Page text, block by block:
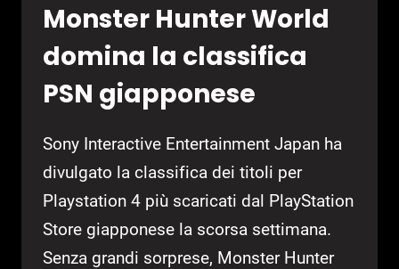
Monster Hunter World
domina la classifica
PSN giapponese
Sony Interactive Entertainment Japan ha
divulgato la classifica dei titoli per
Playstation 4 più scaricati dal PlayStation
Store giapponese la scorsa settimana.
Senza grandi sorprese, Monster Hunter